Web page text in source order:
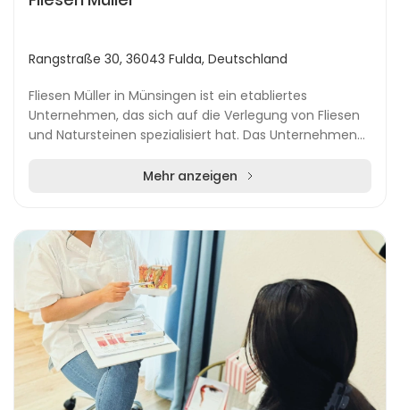
Rangstraße 30, 36043 Fulda, Deutschland
Fliesen Müller in Münsingen ist ein etabliertes
Unternehmen, das sich auf die Verlegung von Fliesen
und Natursteinen spezialisiert hat. Das Unternehmen
Mehr anzeigen